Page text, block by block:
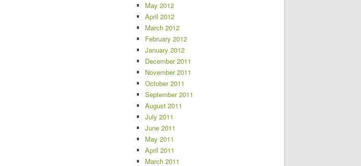
May 2012
April 2012
March 2012
February 2012
January 2012
December 2011
November 2011
October 2011
September 2011
August 2011
July 2011
June 2011
May 2011
April 2011
March 2011